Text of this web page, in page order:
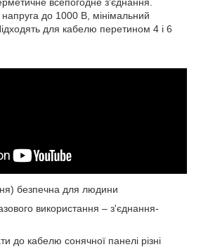
до 1000 В, мінімальний
для кабелю перетином 4 і 6
безпечна для людини
використання – з'єднання-
до кабелю сонячної панелі різні